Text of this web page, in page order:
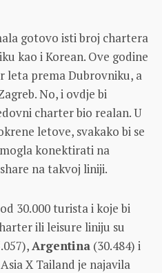
gotovo isti broj chartera
kao i Korean. Ove godine
leta prema Dubrovniku, a
No, i ovdje bi
charter bio realan. U
letove, svakako bi se
konektirati na
na takvoj liniji.
30.000 turista i koje bi
ili leisure liniju su
Argentina (30.484) i
X Tailand je najavila